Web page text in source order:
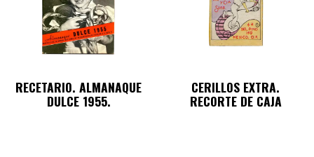
RECETARIO. ALMANAQUE
DULCE 1955.
CERILLOS EXTRA.
RECORTE DE CAJA